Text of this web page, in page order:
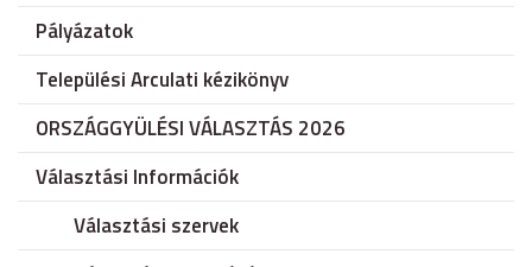
Pályázatok
Települési Arculati kézikönyv
ORSZÁGGYÜLÉSI VÁLASZTÁS 2026
Választási Információk
Választási szervek